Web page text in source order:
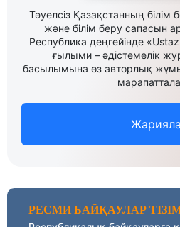
Тәуелсіз Қазақстанның білім
және білім беру сапасын
Республика деңгейінде
ғылыми – әдістемелік
басылымына өз авторлық
РЕСМИ БАЙҚАУЛАР